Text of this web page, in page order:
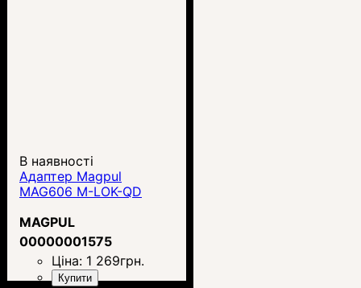
В наявності
Адаптер Magpul
MAG606 M-LOK-QD
MAGPUL
00000001575
Ціна: 1 269грн.
Купити